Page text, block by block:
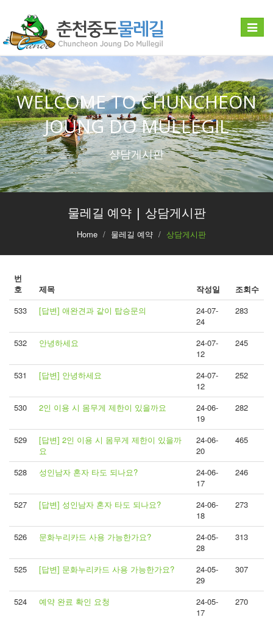
Toggle
WELCOME TO CHUNCHEON
JOUNG DO MULLEGIL
상담게시판
물레길 예약 | 상담게시판
Home 물레길 예약 상담게시판
번
호
제목 작성일
조회수
533
[답변] 애완견과 같이 탑승문의
24-07-
24
283
532 안녕하세요
24-07-
12
245
531 [답변] 안녕하세요
24-07-
12
252
530 2인 이용 시 몸무게 제한이 있을까요
24-06-
19
282
529
[답변] 2인 이용 시 몸무게 제한이 있을까
요
24-06-
20
465
528 성인남자 혼자 타도 되나요?
24-06-
17
246
527 [답변] 성인남자 혼자 타도 되나요?
24-06-
18
273
526 문화누리카드 사용 가능한가요?
24-05-
28
313
525 [답변] 문화누리카드 사용 가능한가요?
24-05-
29
307
524 예약 완료 확인 요청
24-05-
17
270